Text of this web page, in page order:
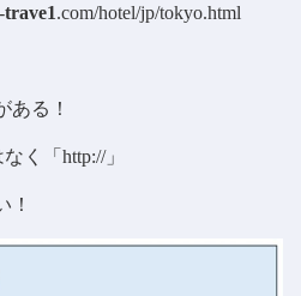
trave1.com/hotel/jp/tokyo.html
ある！
く「http://」
！